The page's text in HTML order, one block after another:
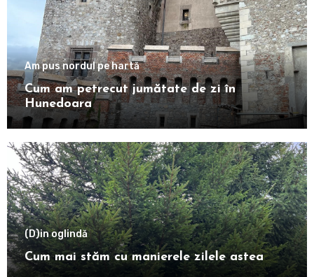
Am pus nordul pe hartă
Cum am petrecut jumătate de zi în
Hunedoara
(D)in oglindă
Cum mai stăm cu manierele zilele astea